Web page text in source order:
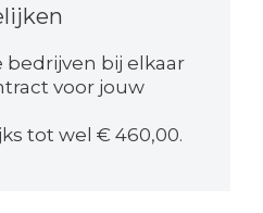
bedrijven bij elkaar
voor jouw
tot wel € 460,00.